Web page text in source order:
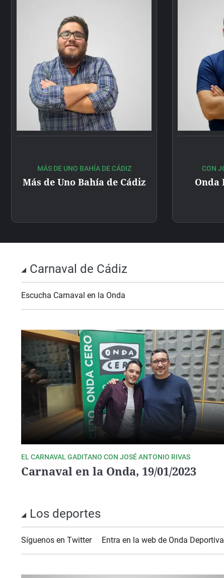
MÁS DE UNO BAHÍA DE CÁDIZ
Más de Uno Bahía de Cádiz
CON
Onda
Carnaval de Cádiz
Escucha Carnaval en la Onda
EL CARNAVAL GADITANO CON JOSÉ ANTONIO RIVAS
Carnaval en la Onda, 19/01/2023
Los deportes
Síguenos en Twitter Entra en la web de Onda